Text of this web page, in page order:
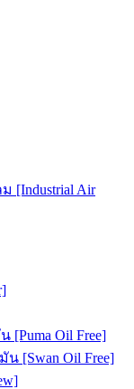
[Industrial Air
Oil Free]
[Swan Oil Free]